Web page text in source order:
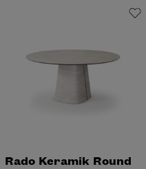
Rado Keramik Round